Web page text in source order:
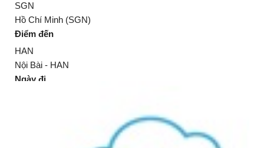
SGN
Hồ Chí Minh (SGN)
Điểm đến
HAN
Nội Bài - HAN
Ngày đi